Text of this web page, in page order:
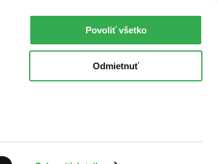
Povoliť všetko
Odmietnuť